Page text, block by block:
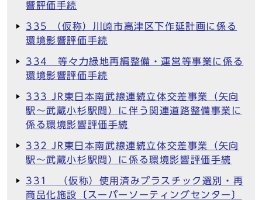
響評価手続
335 （仮称）川崎市高津区下作延計画に係る
環境影響評価手続
334 等々力緑地再編整備・運営等事業に係る
環境影響評価手続
333 JR東日本南武線連続立体交差事業（矢向
駅～武蔵小杉駅間）に伴う関連道路整備事業に
係る環境影響評価手続
332 JR東日本南武線連続立体交差事業（矢向
駅～武蔵小杉駅間）に係る環境影響評価手続
331 （仮称）使用済みプラスチック選別・再
商品化施設〔スーパーソーティングセンター〕